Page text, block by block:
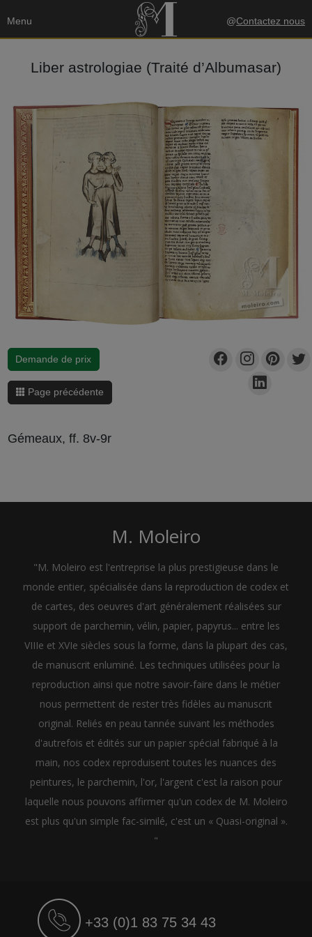
Menu @Contactez nous
Liber astrologiae (Traité d’Albumasar)
Demande de prix
Page précédente
Gémeaux, ff. 8v-9r
M. Moleiro
"M. Moleiro est l'entreprise la plus prestigieuse dans le
monde entier, spécialisée dans la reproduction de codex et
de cartes, des oeuvres d'art généralement réalisées sur
support de parchemin, vélin, papier, papyrus... entre les
VIIIe et XVIe siècles sous la forme, dans la plupart des cas,
de manuscrit enluminé. Les techniques utilisées pour la
reproduction ainsi que notre savoir-faire dans le métier
nous permettent de rester très fidèles au manuscrit
original. Reliés en peau tannée suivant les méthodes
d'autrefois et édités sur un papier spécial fabriqué à la
main, nos codex reproduisent toutes les nuances des
peintures, le parchemin, l'or, l'argent c'est la raison pour
laquelle nous pouvons affirmer qu'un codex de M. Moleiro
est plus qu'un simple fac-similé, c'est un « Quasi-original ».
"
+33 (0)1 83 75 34 43